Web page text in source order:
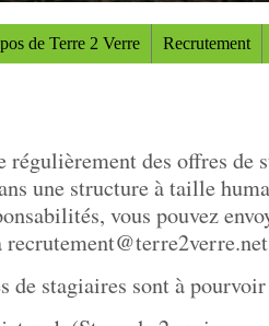
de Terre 2 Verre Recrutement
régulièrement des offres de
une structure à taille
vous pouvez
de stagiaires sont à